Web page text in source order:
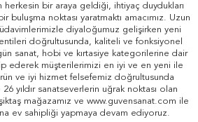
bir araya geldiği, ihtiyaç duydukları
noktası yaratmaktı amacımız. Uzun
diyaloğumuz gelişirken yeni
doğrultusunda, kaliteli ve fonksiyonel
sanat, hobi ve kırtasiye kategorilerine dair
ederek müşterilerimizi en iyi ve en yeni ile
ve iyi hizmet felsefemiz doğrultusunda
yıldır sanatseverlerin uğrak noktası olan
mağazamız ve www.guvensanat.com ile
ev sahipliği yapmaya devam ediyoruz.